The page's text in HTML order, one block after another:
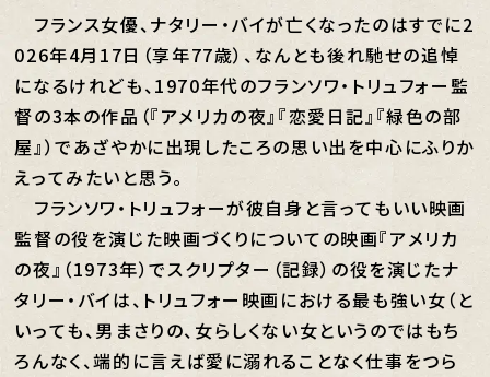
フランス女優、ナタリー・バイが亡くなったのはすでに2
026年4月17日（享年77歳）、なんとも後れ馳せの追悼
になるけれども、1970年代のフランソワ・トリュフォー監
督の3本の作品（『アメリカの夜』『恋愛日記』『緑色の部
屋』）であざやかに出現したころの思い出を中心にふりか
えってみたいと思う。
フランソワ・トリュフォーが彼自身と言ってもいい映画
監督の役を演じた映画づくりについての映画『アメリカ
の夜』（1973年）でスクリプター（記録）の役を演じたナ
タリー・バイは、トリュフォー映画における最も強い女（と
いっても、男まさりの、女らしくない女というのではもち
ろんなく、端的に言えば愛に溺れることなく仕事をつら